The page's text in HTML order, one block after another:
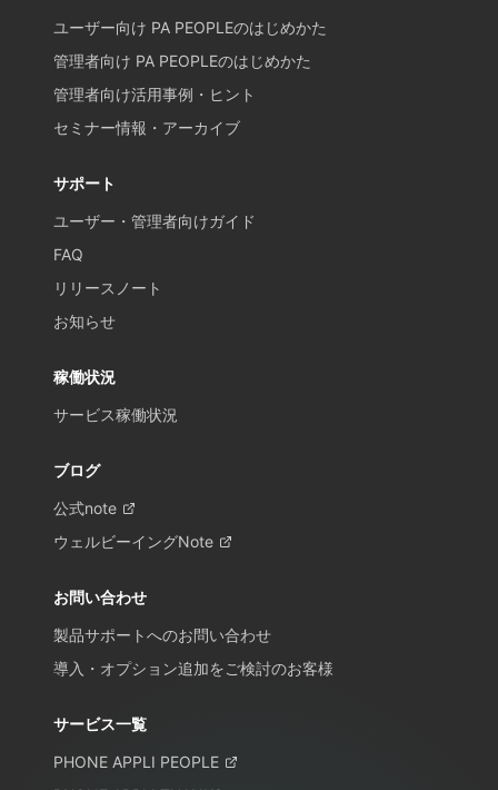
ユーザー向け PA PEOPLEのはじめかた
管理者向け PA PEOPLEのはじめかた
管理者向け活用事例・ヒント
セミナー情報・アーカイブ
サポート
ユーザー・管理者向けガイド
FAQ
リリースノート
お知らせ
稼働状況
サービス稼働状況
ブログ
公式note
ウェルビーイングNote
お問い合わせ
製品サポートへのお問い合わせ
導入・オプション追加をご検討のお客様
サービス一覧
PHONE APPLI PEOPLE